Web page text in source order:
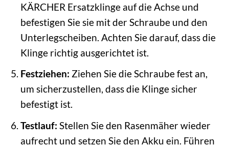
KÄRCHER Ersatzklinge auf die Achse und
befestigen Sie sie mit der Schraube und den
Unterlegscheiben. Achten Sie darauf, dass die
Klinge richtig ausgerichtet ist.
Festziehen: Ziehen Sie die Schraube fest an,
um sicherzustellen, dass die Klinge sicher
befestigt ist.
Testlauf: Stellen Sie den Rasenmäher wieder
aufrecht und setzen Sie den Akku ein. Führen